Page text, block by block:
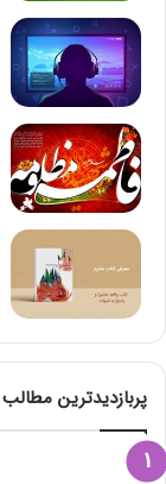
پربازدیدترین مطالب